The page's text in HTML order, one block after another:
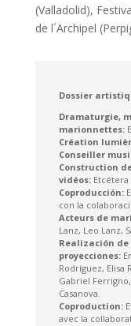
(Valladolid),
de l´Archipel
Dossier
Dramaturgie,
marionnettes:
Création
Conseiller
Construction
vidéos: Etcétera
Coproducción:
con la
Acteurs de
Lanz, Leo Lanz,
Realización
proyecciones:
Rodríguez, Elisa
Gabriel
Casanova.
Coproduction:
avec la